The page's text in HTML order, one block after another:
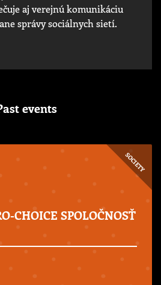
aj verejnú komunikáciu
správy sociálnych sietí.
events
SOCIETY
CHOICE SPOLOČNOSŤ